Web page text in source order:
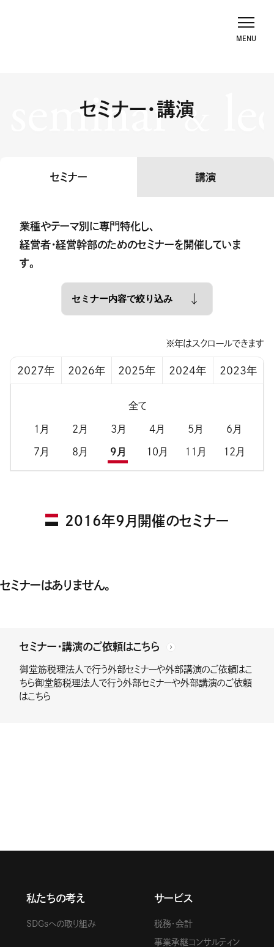
セミナー・講演
seminar&
セミナー 講演
業種やテーマ別に専門特化し、
経営者・経営幹部のためのセミナーを開催していま
す。
※年はスクロールできます
2027年 2026年 2025年 2024年 2023年
全て
1月 2月 3月 4月 5月 6月
7月 8月 9月 10月 11月 12月
2016年9月開催のセミナー
セミナーはありません。
セミナー・講演のご依頼はこちら
御堂筋税理法人で行う外部セミナーや外部講演のご依頼はこ
ちら御堂筋税理法人で行う外部セミナーや外部講演のご依頼
はこちら
私たちの考え
SDGsへの取り組み
サービス
税務・会計
事業承継コンサルティン